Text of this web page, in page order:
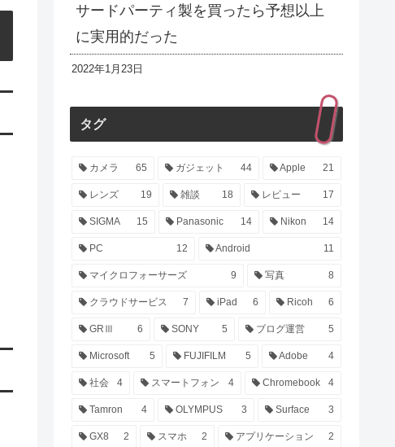
サードパーティ製を買ったら予想以上
に実用的だった
2022年1月23日
タグ
カメラ 65 ガジェット 44 Apple 21
レンズ 19 雑談 18 レビュー 17
SIGMA 15 Panasonic 14 Nikon 14
PC 12 Android 11
マイクロフォーサーズ 9 写真 8
クラウドサービス 7 iPad 6 Ricoh 6
GRⅢ 6 SONY 5 ブログ運営 5
Microsoft 5 FUJIFILM 5 Adobe 4
社会 4 スマートフォン 4 Chromebook 4
Tamron 4 OLYMPUS 3 Surface 3
GX8 2 スマホ 2 アプリケーション 2